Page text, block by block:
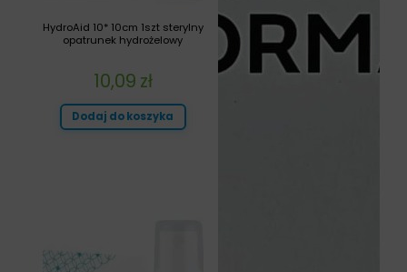
HydroAid 10* 10cm 1szt sterylny
opatrunek hydrożelowy
10,09 zł
Dodaj do koszyka